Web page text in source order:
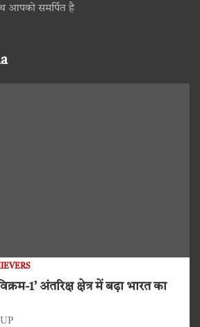
आपको समर्पित है
1’ अंतरिक्ष क्षेत्र में बढ़ा भारत का